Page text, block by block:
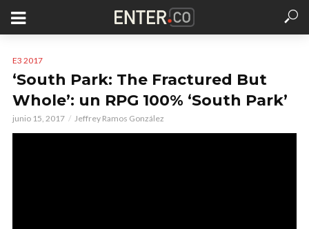
E3 2017
‘South Park: The Fractured But
Whole’: un RPG 100% ‘South Park’
junio 15, 2017 Jeffrey Ramos González